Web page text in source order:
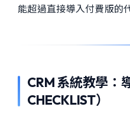
能超過直接導入付費版的
CRM 系統教學：
CHECKLIST）